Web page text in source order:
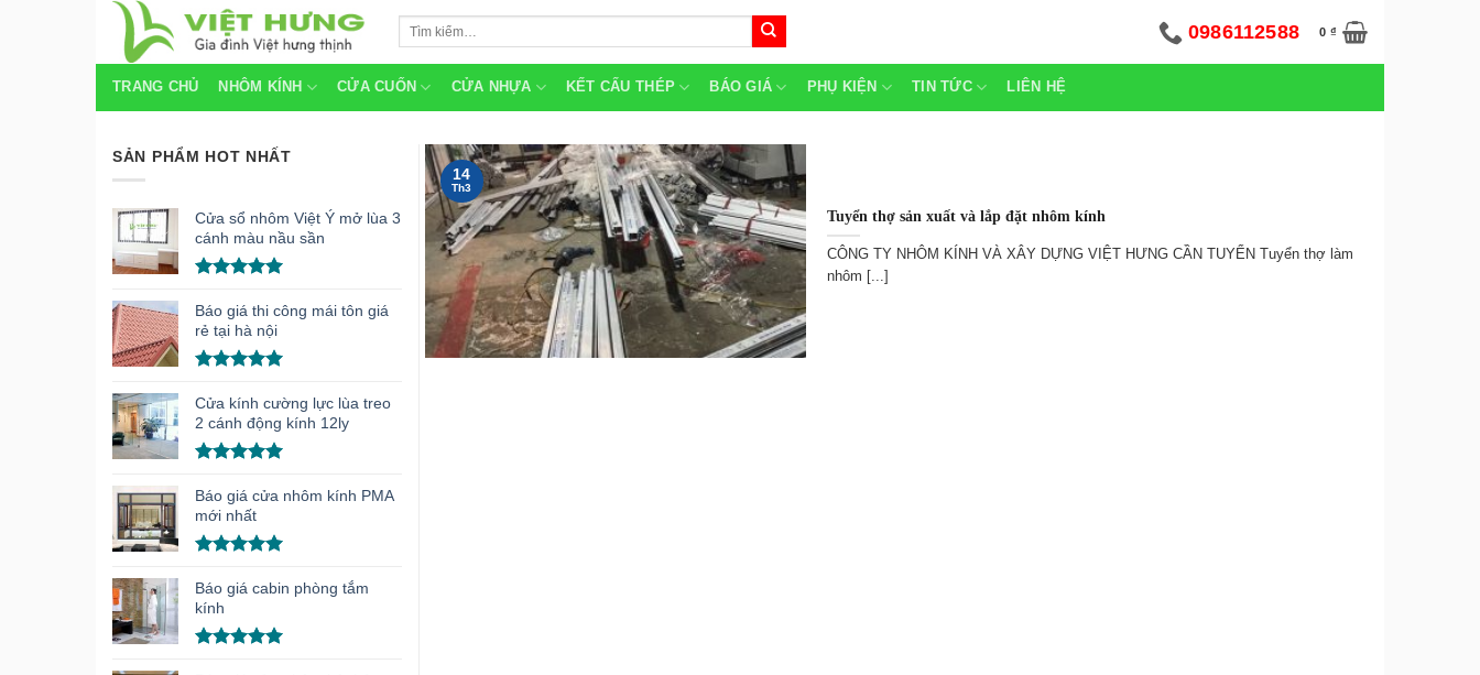
Skip
content
Tìm
0986112588 0 ₫
TRANG CHỦ NHÔM KÍNH CỬA CUỐN CỬA NHỰA KẾT CẤU THÉP BÁO GIÁ PHỤ KIỆN TIN TỨC LIÊN HỆ
SẢN PHẨM HOT NHẤT
Cửa sổ nhôm Việt Ý mở lùa 3
cánh màu nầu sần
hạng5.00
5 sao
Báo giá thi công mái tôn giá
rẻ tại hà nội
hạng5.00
5 sao
Cửa kính cường lực lùa treo
2 cánh động kính 12ly
hạng5.00
5 sao
Báo giá cửa nhôm kính PMA
mới nhất
hạng5.00
5 sao
Báo giá cabin phòng tắm
kính
Tuyển thợ sản xuất và lắp đặt nhôm kính
CÔNG TY NHÔM KÍNH VÀ XÂY DỰNG VIỆT HƯNG CẦN TUYỂN Tuyển thợ làm
nhôm [...]
14
Th3